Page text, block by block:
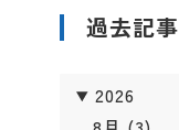
過去記事
2026